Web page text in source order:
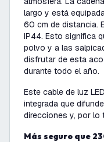
largo y está
60 cm de distancia.
IP44. Esto significa
polvo y a las
disfrutar de esta
durante todo el año.
Este cable de luz
integrada que
direcciones y, por lo
Más seguro que